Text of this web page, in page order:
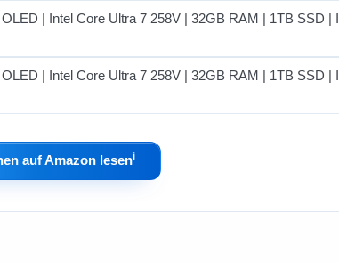
auf Amazon lesenℹ︎